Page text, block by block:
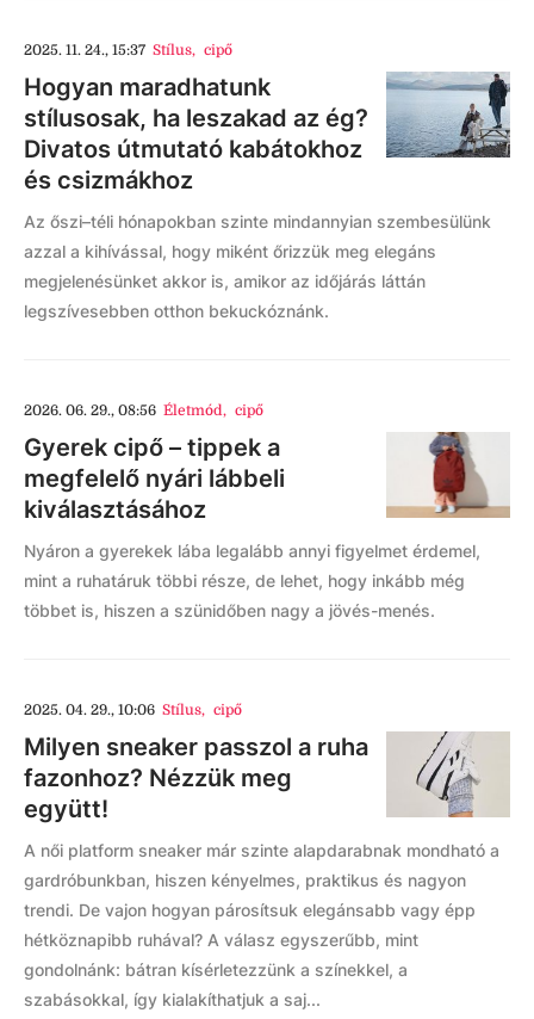
2025. 11. 24., 15:37 Stílus, cipő
Hogyan maradhatunk
stílusosak, ha leszakad az ég?
Divatos útmutató kabátokhoz
és csizmákhoz
Az őszi–téli hónapokban szinte mindannyian szembesülünk
azzal a kihívással, hogy miként őrizzük meg elegáns
megjelenésünket akkor is, amikor az időjárás láttán
legszívesebben otthon bekuckóznánk.
2026. 06. 29., 08:56 Életmód, cipő
Gyerek cipő – tippek a
megfelelő nyári lábbeli
kiválasztásához
Nyáron a gyerekek lába legalább annyi figyelmet érdemel,
mint a ruhatáruk többi része, de lehet, hogy inkább még
többet is, hiszen a szünidőben nagy a jövés-menés.
2025. 04. 29., 10:06 Stílus, cipő
Milyen sneaker passzol a ruha
fazonhoz? Nézzük meg
együtt!
A női platform sneaker már szinte alapdarabnak mondható a
gardróbunkban, hiszen kényelmes, praktikus és nagyon
trendi. De vajon hogyan párosítsuk elegánsabb vagy épp
hétköznapibb ruhával? A válasz egyszerűbb, mint
gondolnánk: bátran kísérletezzünk a színekkel, a
szabásokkal, így kialakíthatjuk a saj...